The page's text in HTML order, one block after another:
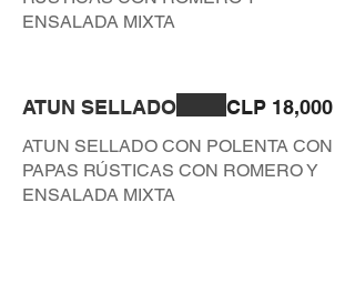
ENSALADA MIXTA
ATUN SELLADO
ATUN SELLADO CON POLENTA CON
PAPAS RÚSTICAS CON ROMERO Y
ENSALADA MIXTA
CLP 18,000